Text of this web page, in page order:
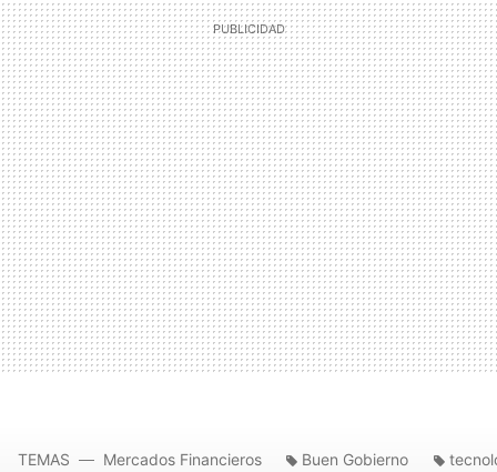
TEMAS Mercados Financieros Buen Gobierno